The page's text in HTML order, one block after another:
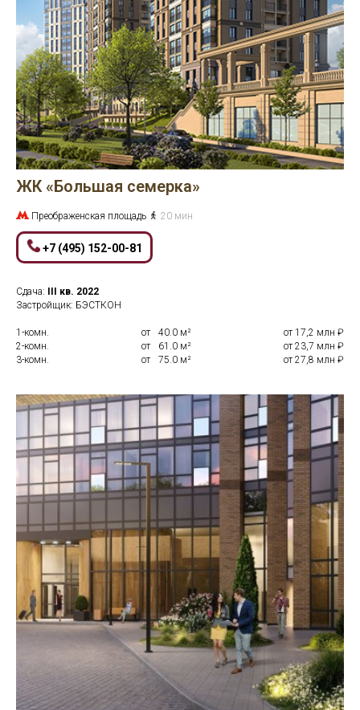
ЖК «Большая семерка»
Преображенская площадь 20 мин
+7 (495) 152-00-81
Сдача: III кв. 2022
Застройщик: БЭСТКОН
1-комн. от 40.0 м²
от 17,2 млн ₽
2-комн.
от 61.0 м²
от 23,7 млн ₽
3-комн.
от 75.0 м² от 27,8 млн ₽